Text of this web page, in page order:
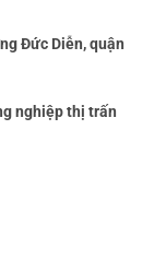
Đức Diễn, quận
nghiệp thị trấn